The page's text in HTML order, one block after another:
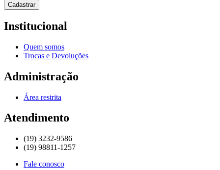
Cadastrar
Institucional
Quem somos
Trocas e Devoluções
Administração
Área restrita
Atendimento
(19) 3232-9586
(19) 98811-1257
Fale conosco